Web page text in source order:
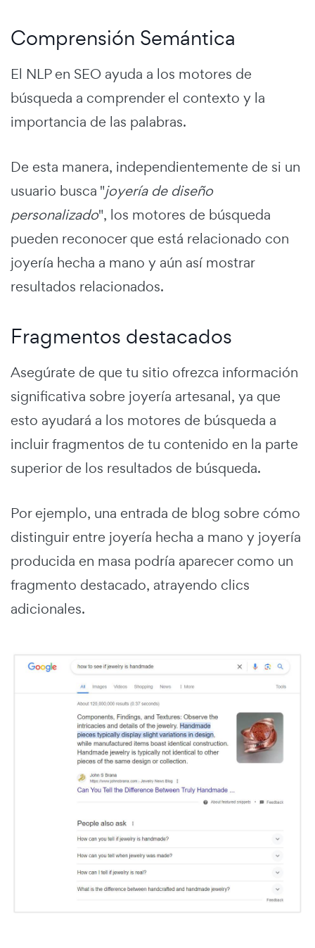
Comprensión Semántica
El NLP en SEO ayuda a los motores de
búsqueda a comprender el contexto y la
importancia de las palabras.
De esta manera, independientemente de si un
usuario busca "joyería de diseño
personalizado", los motores de búsqueda
pueden reconocer que está relacionado con
joyería hecha a mano y aún así mostrar
resultados relacionados.
Fragmentos destacados
Asegúrate de que tu sitio ofrezca información
significativa sobre joyería artesanal, ya que
esto ayudará a los motores de búsqueda a
incluir fragmentos de tu contenido en la parte
superior de los resultados de búsqueda.
Por ejemplo, una entrada de blog sobre cómo
distinguir entre joyería hecha a mano y joyería
producida en masa podría aparecer como un
fragmento destacado, atrayendo clics
adicionales.